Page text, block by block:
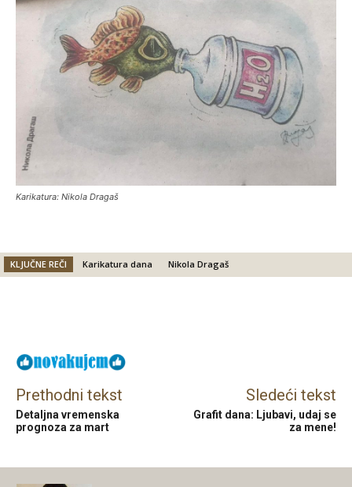
Karikatura: Nikola Dragaš
KLJUČNE REČI Karikatura dana Nikola Dragaš
Prethodni tekst
Detaljna vremenska
prognoza za mart
Sledeći tekst
Grafit dana: Ljubavi, udaj se
za mene!